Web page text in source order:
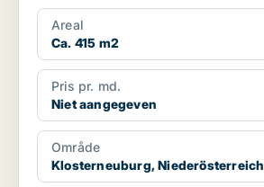
Areal
Ca. 415 m2
Pris pr. md.
Niet aangegeven
Område
Klosterneuburg, Niederösterreich